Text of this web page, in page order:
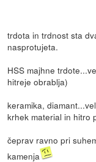
trdota in trdnost sta
nasprotujeta.
HSS majhne
hitreje obrablja)
keramika,
krhek material in hitro
čeprav ravno pri
kamenja